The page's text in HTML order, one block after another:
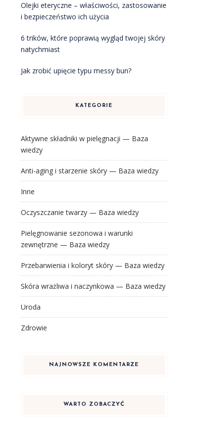
Olejki eteryczne – właściwości, zastosowanie
i bezpieczeństwo ich użycia
6 trików, które poprawią wygląd twojej skóry
natychmiast
Jak zrobić upięcie typu messy bun?
KATEGORIE
Aktywne składniki w pielęgnacji — Baza
wiedzy
Anti-aging i starzenie skóry — Baza wiedzy
Inne
Oczyszczanie twarzy — Baza wiedzy
Pielęgnowanie sezonowa i warunki
zewnętrzne — Baza wiedzy
Przebarwienia i koloryt skóry — Baza wiedzy
Skóra wrażliwa i naczynkowa — Baza wiedzy
Uroda
Zdrowie
NAJNOWSZE KOMENTARZE
WARTO ZOBACZYĆ